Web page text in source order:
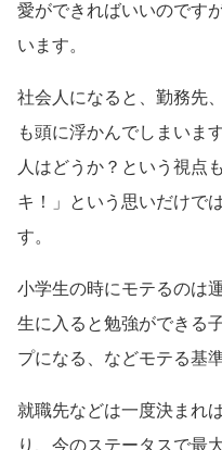
愛ができればいいのです
います。
社会人になると、勤務先
も頭に浮かんでしまいま
人はどうか？という視点
キ！」という思いだけで
す。
小学生の時にモテるのは
生に入ると勉強ができる
プになる、などモテる基
就職先などは一度決まれ
り、今のステータスで最